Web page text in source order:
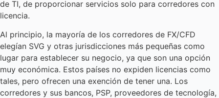
de TI, de proporcionar servicios solo para corredores con
licencia.
Al principio, la mayoría de los corredores de FX/CFD
elegían SVG y otras jurisdicciones más pequeñas como
lugar para establecer su negocio, ya que son una opción
muy económica. Estos países no expiden licencias como
tales, pero ofrecen una exención de tener una. Los
corredores y sus bancos, PSP, proveedores de tecnología,